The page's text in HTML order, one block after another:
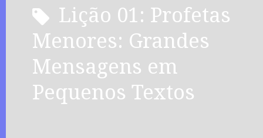
Lição 01: Profetas
Menores: Grandes
Mensagens em
Pequenos Textos